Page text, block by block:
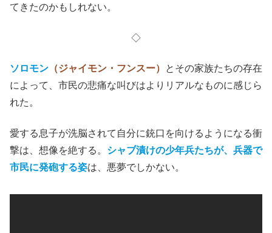
てきたのかもしれない。
◇
ソロモン （ジャイモン・フンスー）
とその家族たちの存在
によって、市民の悲痛な叫びはよりリアルなものに感じら
れた。
愛する息子が洗脳されて自分に銃口を向けるようになる衝
撃は、想像を絶する。 シャブ漬けの少年兵たちが、兵器で
市民に発砲する姿は、悪夢でしかない。